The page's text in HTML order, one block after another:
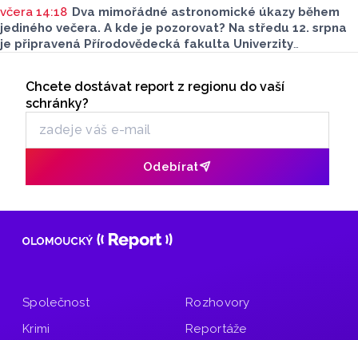
včera 14:18 Dva mimořádné astronomické úkazy během
jediného večera. A kde je pozorovat? Na středu 12. srpna
je připravená Přírodovědecká fakulta Univerzity
pohlédnout na slunce speciální technikou.
Odběr newsletteru
Chcete dostávat report z regionu do vaší
schránky?
Odebírat
Společnost
Krimi
Rozhovory
Reportáže